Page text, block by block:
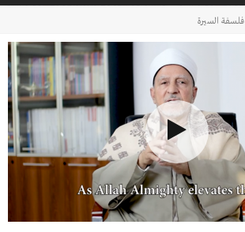
من هو فتح الله كولن مؤسس حركة الخدمة؟
كيف نصل إلى أفق إنسان “هل من مزيد”؟
الأستاذ عالما عارفا حكيما
مصادر العلم وسببه
فلسفة السيرة